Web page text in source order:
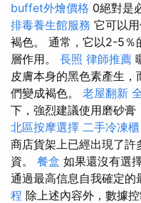
buffet外燴價格 0絕對是
排毒養生館服務 它可以
褐色。 通常，它以2-5％
層作用。 長照 律師推薦
皮膚本身的黑色素產生
們變成褐色。 老屋翻新
下，強烈建議使用磨砂膏
北區按摩選擇 二手冷凍櫃
商店貨架上已經出現了許
資。 餐盒 如果還沒有選
通過最高信息自我確定的
程 除上述內容外，數據